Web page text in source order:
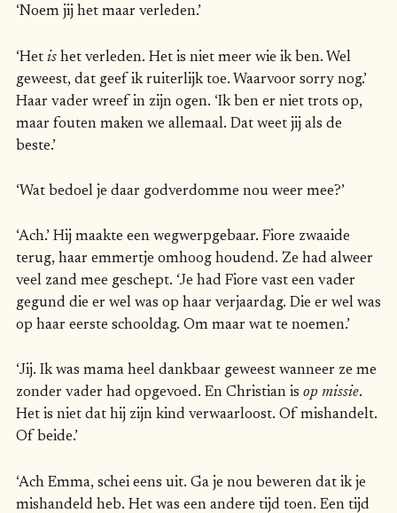
‘Noem jij het maar verleden.’
‘Het is het verleden. Het is niet meer wie ik ben. Wel
geweest, dat geef ik ruiterlijk toe. Waarvoor sorry nog.’
Haar vader wreef in zijn ogen. ‘Ik ben er niet trots op,
maar fouten maken we allemaal. Dat weet jij als de
beste.’
‘Wat bedoel je daar godverdomme nou weer mee?’
‘Ach.’ Hij maakte een wegwerpgebaar. Fiore zwaaide
terug, haar emmertje omhoog houdend. Ze had alweer
veel zand mee geschept. ‘Je had Fiore vast een vader
gegund die er wel was op haar verjaardag. Die er wel was
op haar eerste schooldag. Om maar wat te noemen.’
‘Jij. Ik was mama heel dankbaar geweest wanneer ze me
zonder vader had opgevoed. En Christian is op missie.
Het is niet dat hij zijn kind verwaarloost. Of mishandelt.
Of beide.’
‘Ach Emma, schei eens uit. Ga je nou beweren dat ik je
mishandeld heb. Het was een andere tijd toen. Een tijd